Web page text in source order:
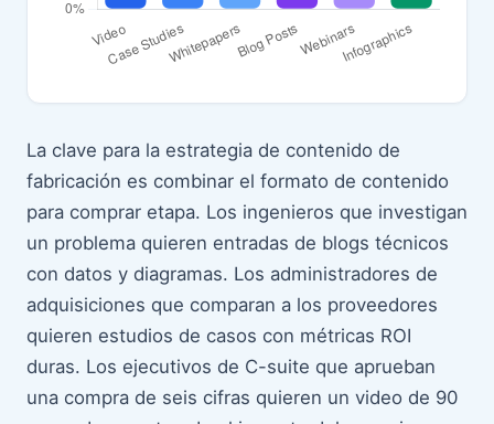
La clave para la estrategia de contenido de
fabricación es combinar el formato de contenido
para comprar etapa. Los ingenieros que investigan
un problema quieren entradas de blogs técnicos
con datos y diagramas. Los administradores de
adquisiciones que comparan a los proveedores
quieren estudios de casos con métricas ROI
duras. Los ejecutivos de C-suite que aprueban
una compra de seis cifras quieren un video de 90